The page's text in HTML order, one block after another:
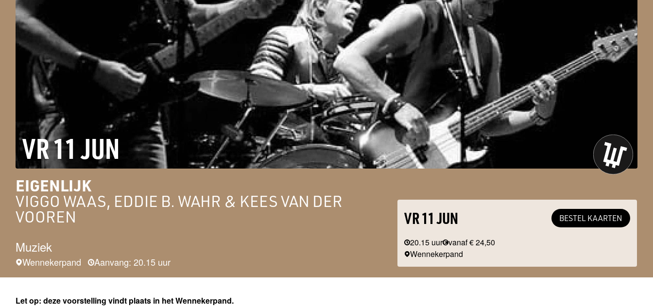
VR 11 JUN
EIGENLIJK
VIGGO WAAS, EDDIE B. WAHR & KEES VAN DER
VOOREN
Muziek
Wennekerpand Aanvang: 20.15 uur
Let op: deze voorstelling vindt plaats in het Wennekerpand.
VR 11 JUN BESTEL KAARTEN
20.15 uur vanaf € 24,50
Wennekerpand